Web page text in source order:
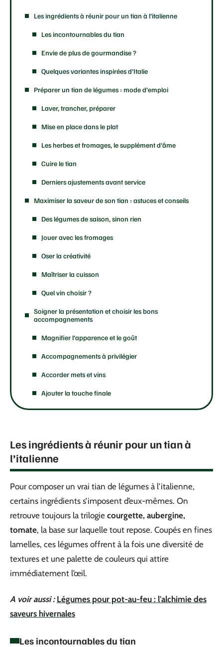
Les ingrédients à réunir pour un tian à l’italienne
Les incontournables du tian
Envie de plus de gourmandise ?
Quelques variantes inspirées d’Italie
Préparer un tian de légumes : mode d’emploi
Laver, trancher, préparer
Mise en place dans le plat
Les herbes et fromages, le supplément d’âme
Cuire le tian
Derniers ajustements avant service
Maximiser la saveur de son tian : astuces et conseils
Des légumes de saison, sinon rien
Jouer avec les fromages
Oser la créativité
Maîtriser la cuisson
Quel vin choisir ?
Soigner la présentation et choisir les bons
accompagnements
Magnifier l’apparence et le goût
Accompagnements à privilégier
Accorder mets et vins
Ajouter la touche finale
Les ingrédients à réunir pour un tian à
l’italienne
Pour composer un vrai tian de légumes à l’italienne,
certains ingrédients s’imposent d’eux-mêmes. On
retrouve toujours la trilogie courgette, aubergine,
tomate, la base sur laquelle tout repose. Coupés en fines
lamelles, ces légumes offrent à la fois une diversité de
textures et une palette de couleurs qui attire
immédiatement l’œil.
A voir aussi : Légumes pour pot-au-feu : l'alchimie des
saveurs hivernales
Les incontournables du tian